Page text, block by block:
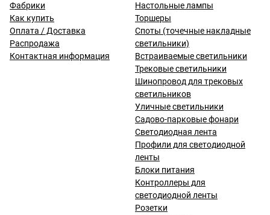
Фабрики
Как купить
Оплата / Доставка
Распродажа
Контактная информация
Настольные лампы
Торшеры
Споты (точечные накладные
светильники)
Встраиваемые светильники
Трековые светильники
Шинопровод для трековых
светильников
Уличные светильники
Садово-парковые фонари
Светодиодная лента
Профили для светодиодной
ленты
Блоки питания
Контроллеры для
светодиодной ленты
Розетки